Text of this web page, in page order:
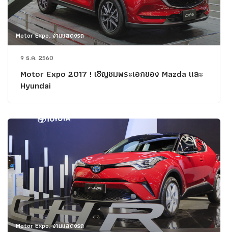
Motor Expo, งานแสดงรถ
9 ธ.ค. 2560
Motor Expo 2017 ! เชิญชมพระเอกของ Mazda และ
Hyundai
Motor Expo, งานแสดงรถ